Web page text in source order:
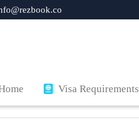
Visa Requirements